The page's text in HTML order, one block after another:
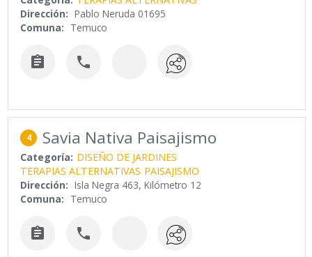
Dirección: Pablo Neruda 01695
Comuna: Temuco
 
4 Savia Nativa Paisajismo
Categoría: DISEÑO DE JARDINES
TERAPIAS ALTERNATIVAS PAISAJISMO
Dirección: Isla Negra 463, Kilómetro 12
Comuna: Temuco
 